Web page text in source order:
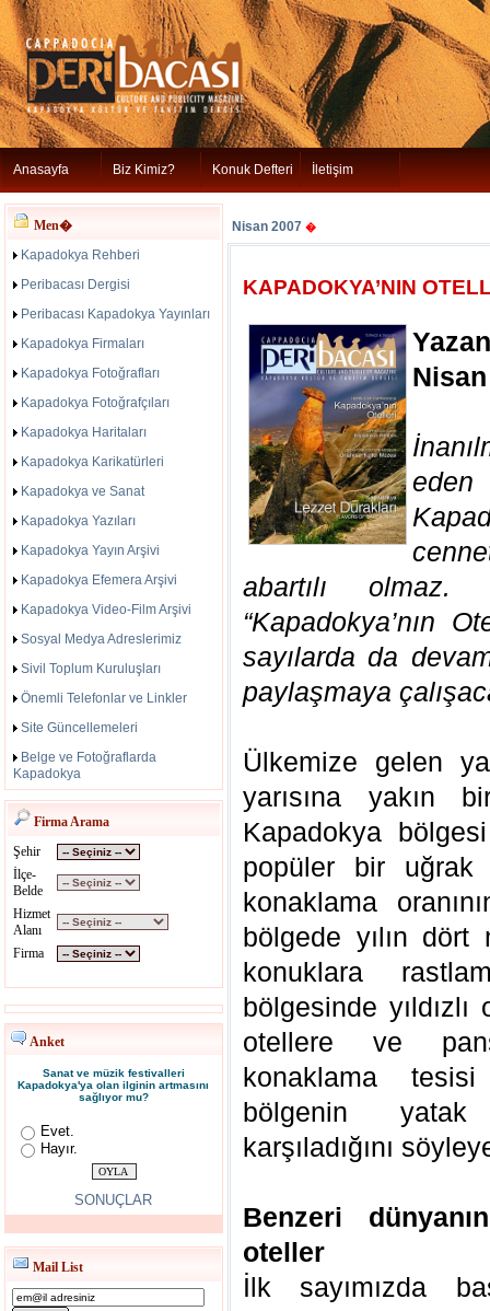
Anasayfa Biz Kimiz? Konuk Defteri İletişim
Men�
Kapadokya Rehberi
Peribacası Dergisi
Peribacası Kapadokya Yayınları
Kapadokya Firmaları
Kapadokya Fotoğrafları
Kapadokya Fotoğrafçıları
Kapadokya Haritaları
Kapadokya Karikatürleri
Kapadokya ve Sanat
Kapadokya Yazıları
Kapadokya Yayın Arşivi
Kapadokya Efemera Arşivi
Kapadokya Video-Film Arşivi
Sosyal Medya Adreslerimiz
Sivil Toplum Kuruluşları
Önemli Telefonlar ve Linkler
Site Güncellemeleri
Belge ve Fotoğraflarda
Kapadokya
Firma Arama
Şehir
İlçe-
Belde
Hizmet
Alanı
Firma
Anket
Sanat ve müzik festivalleri
Kapadokya'ya olan ilginin artmasını
sağlıyor mu?
Evet.
Hayır.
SONUÇLAR
Mail List
Nisan 2007 �
KAPADOKYA’NIN
eden
abartılı olmaz.
“Kapadokya’nın
sayılarda da
paylaşmaya
Ülkemize gelen
yarısına yakın
Kapadokya
popüler bir uğrak
konaklama
bölgede yılın dört
konuklara
bölgesinde
otellere ve
konaklama
bölgenin yatak
karşıladığını
Benzeri
oteller
İlk sayımızda